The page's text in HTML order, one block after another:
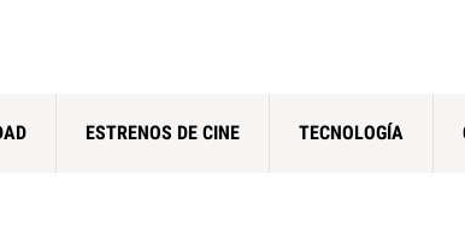
ESTRENOS DE CINE TECNOLOGÍA